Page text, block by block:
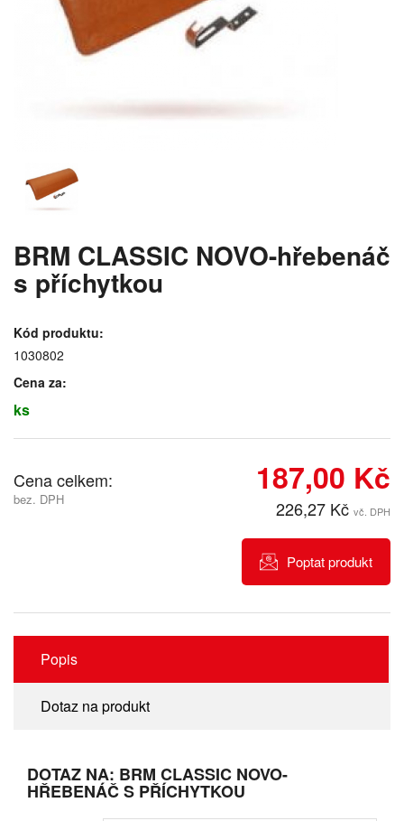
BRM CLASSIC NOVO-hřebenáč
s příchytkou
Kód produktu:
1030802
Cena za:
ks
Cena celkem:
bez. DPH
187,00 Kč
226,27 Kč vč. DPH
Poptat produkt
Popis
Dotaz na produkt
DOTAZ NA: BRM CLASSIC NOVO-
HŘEBENÁČ S PŘÍCHYTKOU